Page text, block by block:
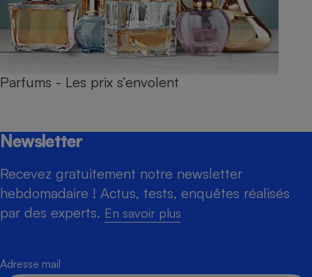
Parfums - Les prix s’envolent
Newsletter
Recevez gratuitement notre newsletter
hebdomadaire ! Actus, tests, enquêtes réalisés
par des experts. En savoir plus
Adresse mail